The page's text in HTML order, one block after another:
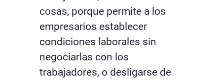
cosas, porque permite a los
empresarios establecer
condiciones laborales sin
negociarlas con los
trabajadores, o desligarse de